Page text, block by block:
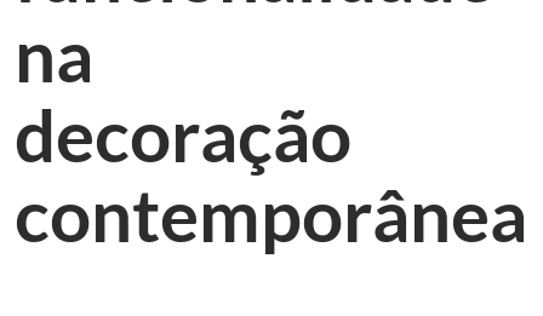
na
decoração
contemporânea